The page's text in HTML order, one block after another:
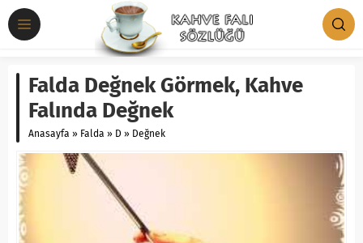
Falda Değnek Görmek, Kahve
Falında Değnek
Anasayfa » Falda » D » Değnek